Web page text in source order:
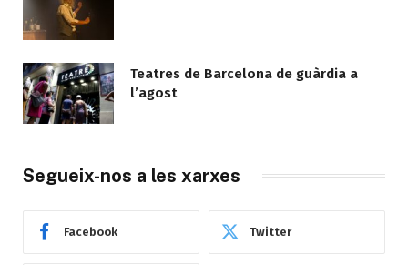
Teatres de Barcelona de guàrdia a
l’agost
Segueix-nos a les xarxes
Facebook Twitter